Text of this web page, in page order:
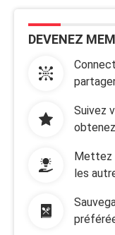
DEVENEZ
Suivez
Mettez
les